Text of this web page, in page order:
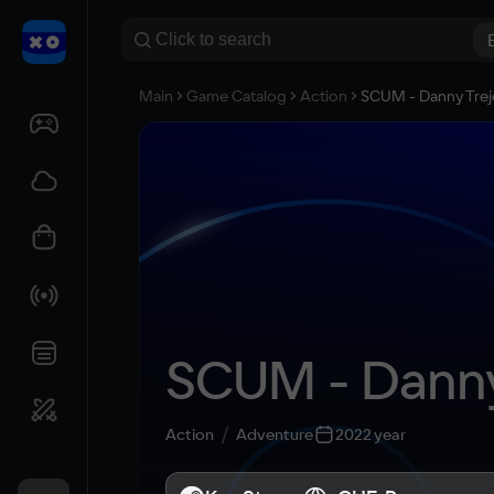
Main Game Catalog Action SCUM - Danny
SCUM -
Action Adventure 2022 year